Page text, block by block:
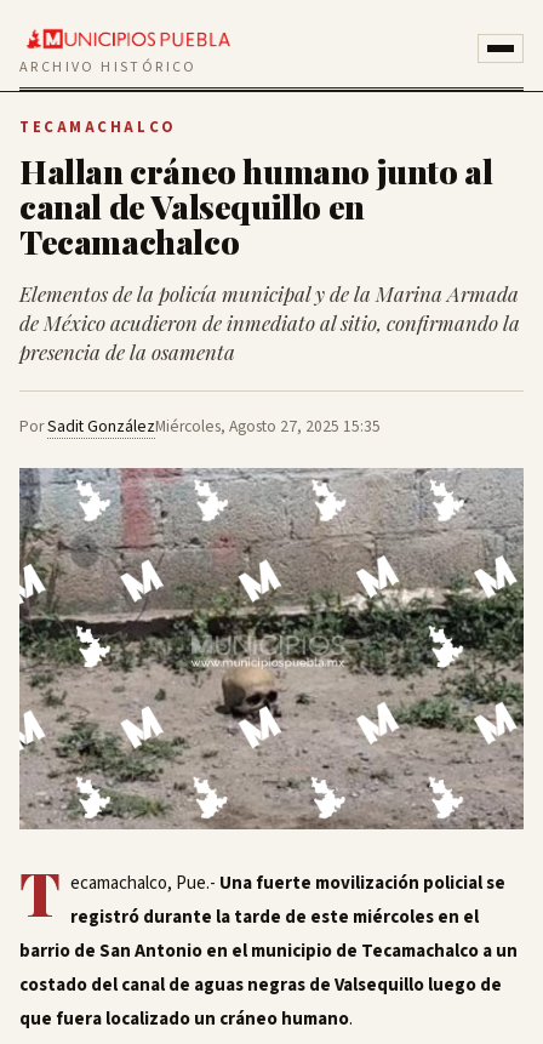
ARCHIVO HISTÓRICO
TECAMACHALCO
Hallan cráneo humano junto al
canal de Valsequillo en
Tecamachalco
Elementos de la policía municipal y de la Marina Armada
de México acudieron de inmediato al sitio, confirmando la
presencia de la osamenta
PorSadit GonzálezMiércoles, Agosto 27, 2025 15:35
T ecamachalco, Pue.- Una fuerte movilización policial se
registró durante la tarde de este miércoles en el
barrio de San Antonio en el municipio de Tecamachalco a un
costado del canal de aguas negras de Valsequillo luego de
que fuera localizado un cráneo humano.